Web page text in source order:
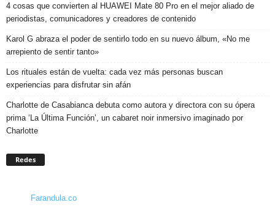
4 cosas que convierten al HUAWEI Mate 80 Pro en el mejor aliado de
periodistas, comunicadores y creadores de contenido
Karol G abraza el poder de sentirlo todo en su nuevo álbum, «No me
arrepiento de sentir tanto»
Los rituales están de vuelta: cada vez más personas buscan
experiencias para disfrutar sin afán
Charlotte de Casabianca debuta como autora y directora con su ópera
prima ‘La Última Función’, un cabaret noir inmersivo imaginado por
Charlotte
Redes
Farandula.co